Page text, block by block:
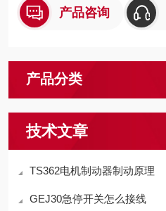
产品咨询
产品分类
技术文章
TS362电机制动器制动原理
GEJ30急停开关怎么接线